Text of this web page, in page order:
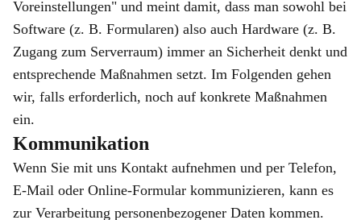
Voreinstellungen" und meint damit, dass man sowohl bei
Software (z. B. Formularen) also auch Hardware (z. B.
Zugang zum Serverraum) immer an Sicherheit denkt und
entsprechende Maßnahmen setzt. Im Folgenden gehen
wir, falls erforderlich, noch auf konkrete Maßnahmen
ein.
Kommunikation
Wenn Sie mit uns Kontakt aufnehmen und per Telefon,
E-Mail oder Online-Formular kommunizieren, kann es
zur Verarbeitung personenbezogener Daten kommen.